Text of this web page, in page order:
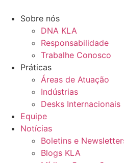
para
conteúdo
Sobre nós
DNA KLA
Responsabilidade
Trabalhe Conosco
Práticas
Áreas de Atuação
Indústrias
Desks Internacionais
Equipe
Notícias
Boletins e
Blogs KLA